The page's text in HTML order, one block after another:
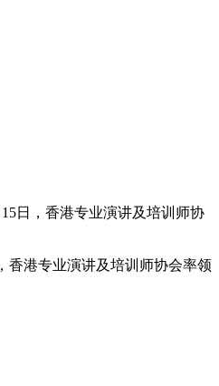
日，香港专业演讲及培训师协
香港专业演讲及培训师协会率领